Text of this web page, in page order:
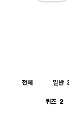
전체 일반
퀴즈 2